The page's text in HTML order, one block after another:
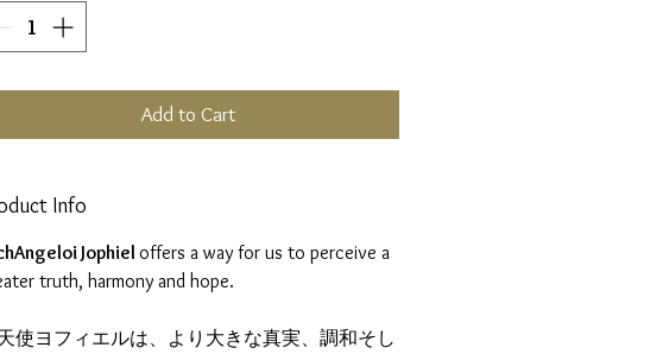
Add to Cart
Info
Jophiel offers a way for us to perceive a
truth, harmony and hope.
使ヨフィエルは、より大きな真実、調和そし